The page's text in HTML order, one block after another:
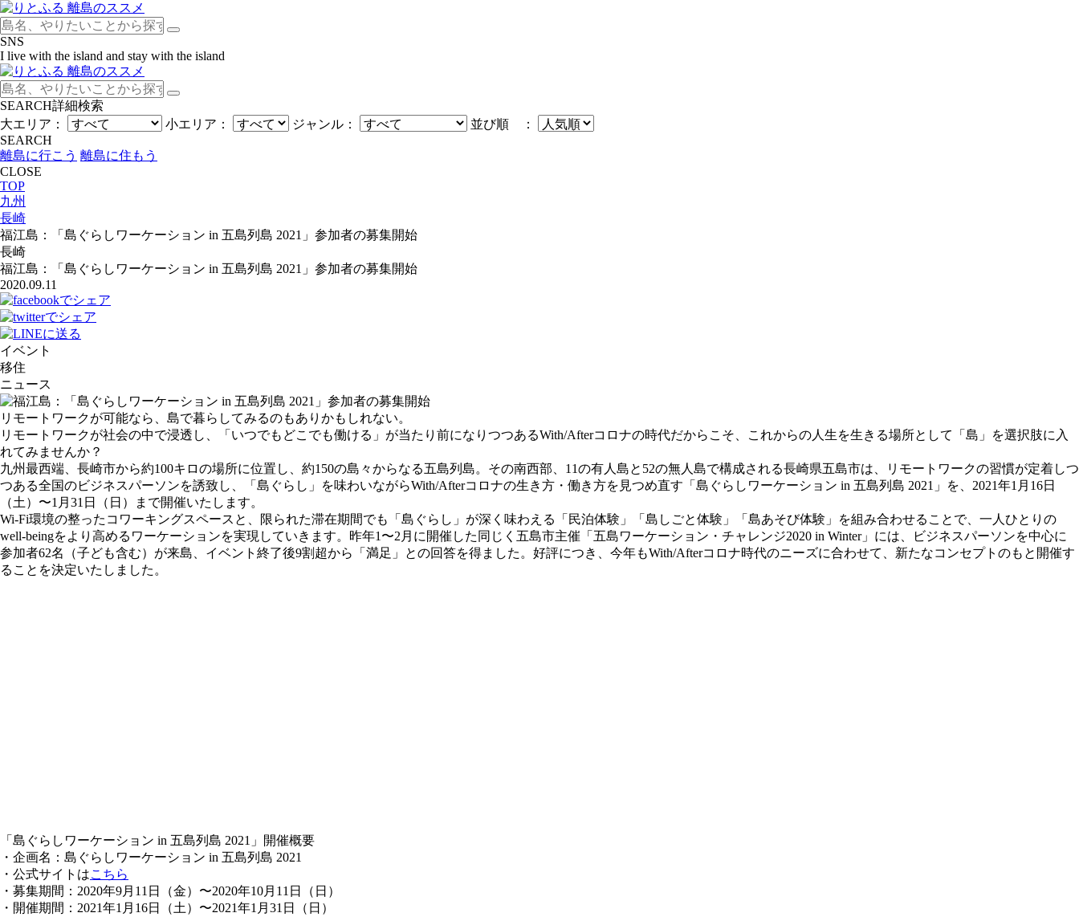
SNS
I live with the island and stay with the island
SEARCH詳細検索
大エリア：
小エリア： ジャンル：
並び順 ：
SEARCH
離島に行こう 離島に住もう
CLOSE
TOP
九州
長崎
福江島：「島ぐらしワーケーション in 五島列島 2021」参加者の募集開始
長崎
福江島：「島ぐらしワーケーション in 五島列島 2021」参加者の募集開始
2020.09.11
イベント
移住
ニュース
リモートワークが可能なら、島で暮らしてみるのもありかもしれない。
リモートワークが社会の中で浸透し、「いつでもどこでも働ける」が当たり前になりつつあるWith/Afterコロナの時代だからこそ、これからの人生を生きる場所として「島」を選択肢に入
れてみませんか？
九州最西端、長崎市から約100キロの場所に位置し、約150の島々からなる五島列島。その南西部、11の有人島と52の無人島で構成される長崎県五島市は、リモートワークの習慣が定着しつ
つある全国のビジネスパーソンを誘致し、「島ぐらし」を味わいながらWith/Afterコロナの生き方・働き方を見つめ直す「島ぐらしワーケーション in 五島列島 2021」を、2021年1月16日
（土）〜1月31日（日）まで開催いたします。
Wi-Fi環境の整ったコワーキングスペースと、限られた滞在期間でも「島ぐらし」が深く味わえる「民泊体験」「島しごと体験」「島あそび体験」を組み合わせることで、一人ひとりの
well-beingをより高めるワーケーションを実現していきます。昨年1〜2月に開催した同じく五島市主催「五島ワーケーション・チャレンジ2020 in Winter」には、ビジネスパーソンを中心に
参加者62名（子ども含む）が来島、イベント終了後9割超から「満足」との回答を得ました。好評につき、今年もWith/Afterコロナ時代のニーズに合わせて、新たなコンセプトのもと開催す
ることを決定いたしました。
「島ぐらしワーケーション in 五島列島 2021」開催概要
・企画名：島ぐらしワーケーション in 五島列島 2021
・公式サイトはこちら
・募集期間：2020年9月11日（金）〜2020年10月11日（日）
・開催期間：2021年1月16日（土）〜2021年1月31日（日）